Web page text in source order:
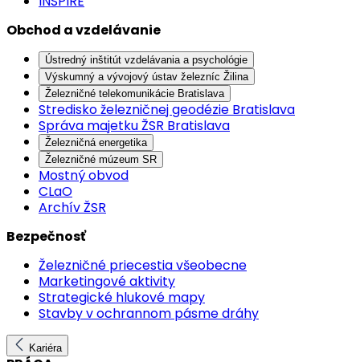
Obchod a vzdelávanie
Ústredný inštitút vzdelávania a psychológie
Výskumný a vývojový ústav železníc Žilina
Železničné telekomunikácie Bratislava
Stredisko železničnej geodézie Bratislava
Správa majetku ŽSR Bratislava
Železničná energetika
Železničné múzeum SR
Mostný obvod
CLaO
Archív ŽSR
Bezpečnosť
Železničné priecestia všeobecne
Marketingové aktivity
Strategické hlukové mapy
Stavby v ochrannom pásme dráhy
Kariéra